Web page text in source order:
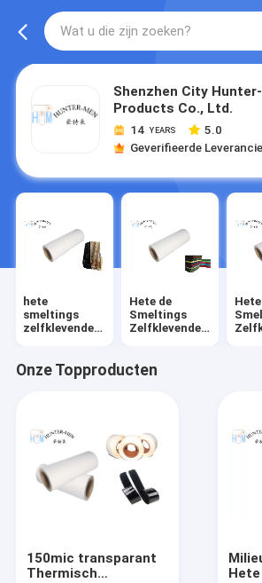
Shenzhen City
Products Co., Ltd.
14 YEARS
5.0
Geverifieerde
hete
smeltings
zelfklevende
Hete de
Smeltings
Zelfklevende
Hete
Onze Topproducten
150mic transparant
Thermisch